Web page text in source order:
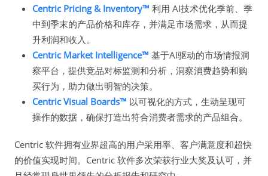
Centric Pricing & Inventory™ 利用 AI技术优化季前、季
中到季末的产品价格和库存，并满足市场需求，从而提
升利润和收入。
Centric Market Intelligence™ 基于AI驱动的市场情报洞
察平台，提供竞品对标监测和分析，洞察消费趋势和购
买行为，助力做出明智的决策。
Centric Visual Boards™ 以可视化的方式，生动呈现可
操作的数据，确保打造出符合消费者需求的产品组合。
Centric 软件拥有业界超高的用户采用率、客户满意度和超快
的价值实现时间。Centric 软件多次荣获行业大奖及认可，并